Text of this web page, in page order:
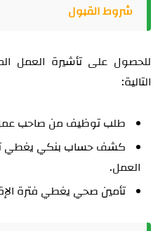
شروط القبول
للحصول على تأشيرة العمل
التالية:
طلب توظيف من صاحب
كشف حساب بنكي يغطي
العمل.
تأمين صحي يغطي فترة